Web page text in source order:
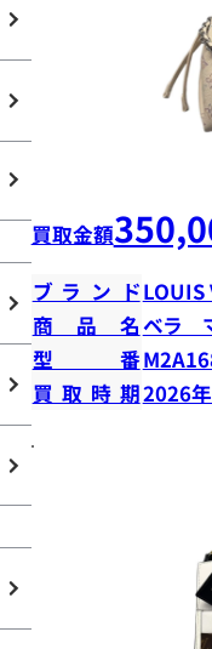
買取金額
ブランドLOUIS
商品名ベラ
型番
買取時期2026